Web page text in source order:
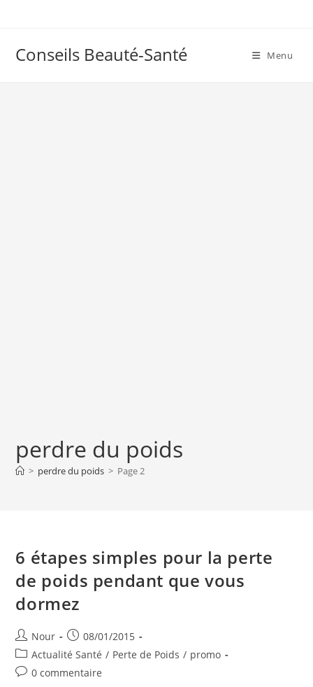
Conseils Beauté-Santé Menu
perdre du poids
> perdre du poids > Page 2
6 étapes simples pour la perte
de poids pendant que vous
dormez
Auteur/autrice
de
la
publication :
Nour
Publication
publiée :
08/01/2015
Post
category:
Actualité Santé / Perte de Poids / promo
Commentaires
0 commentaire